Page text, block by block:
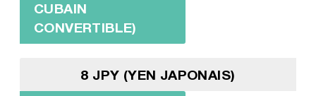
CUBAIN
CONVERTIBLE)
8 JPY (YEN JAPONAIS)